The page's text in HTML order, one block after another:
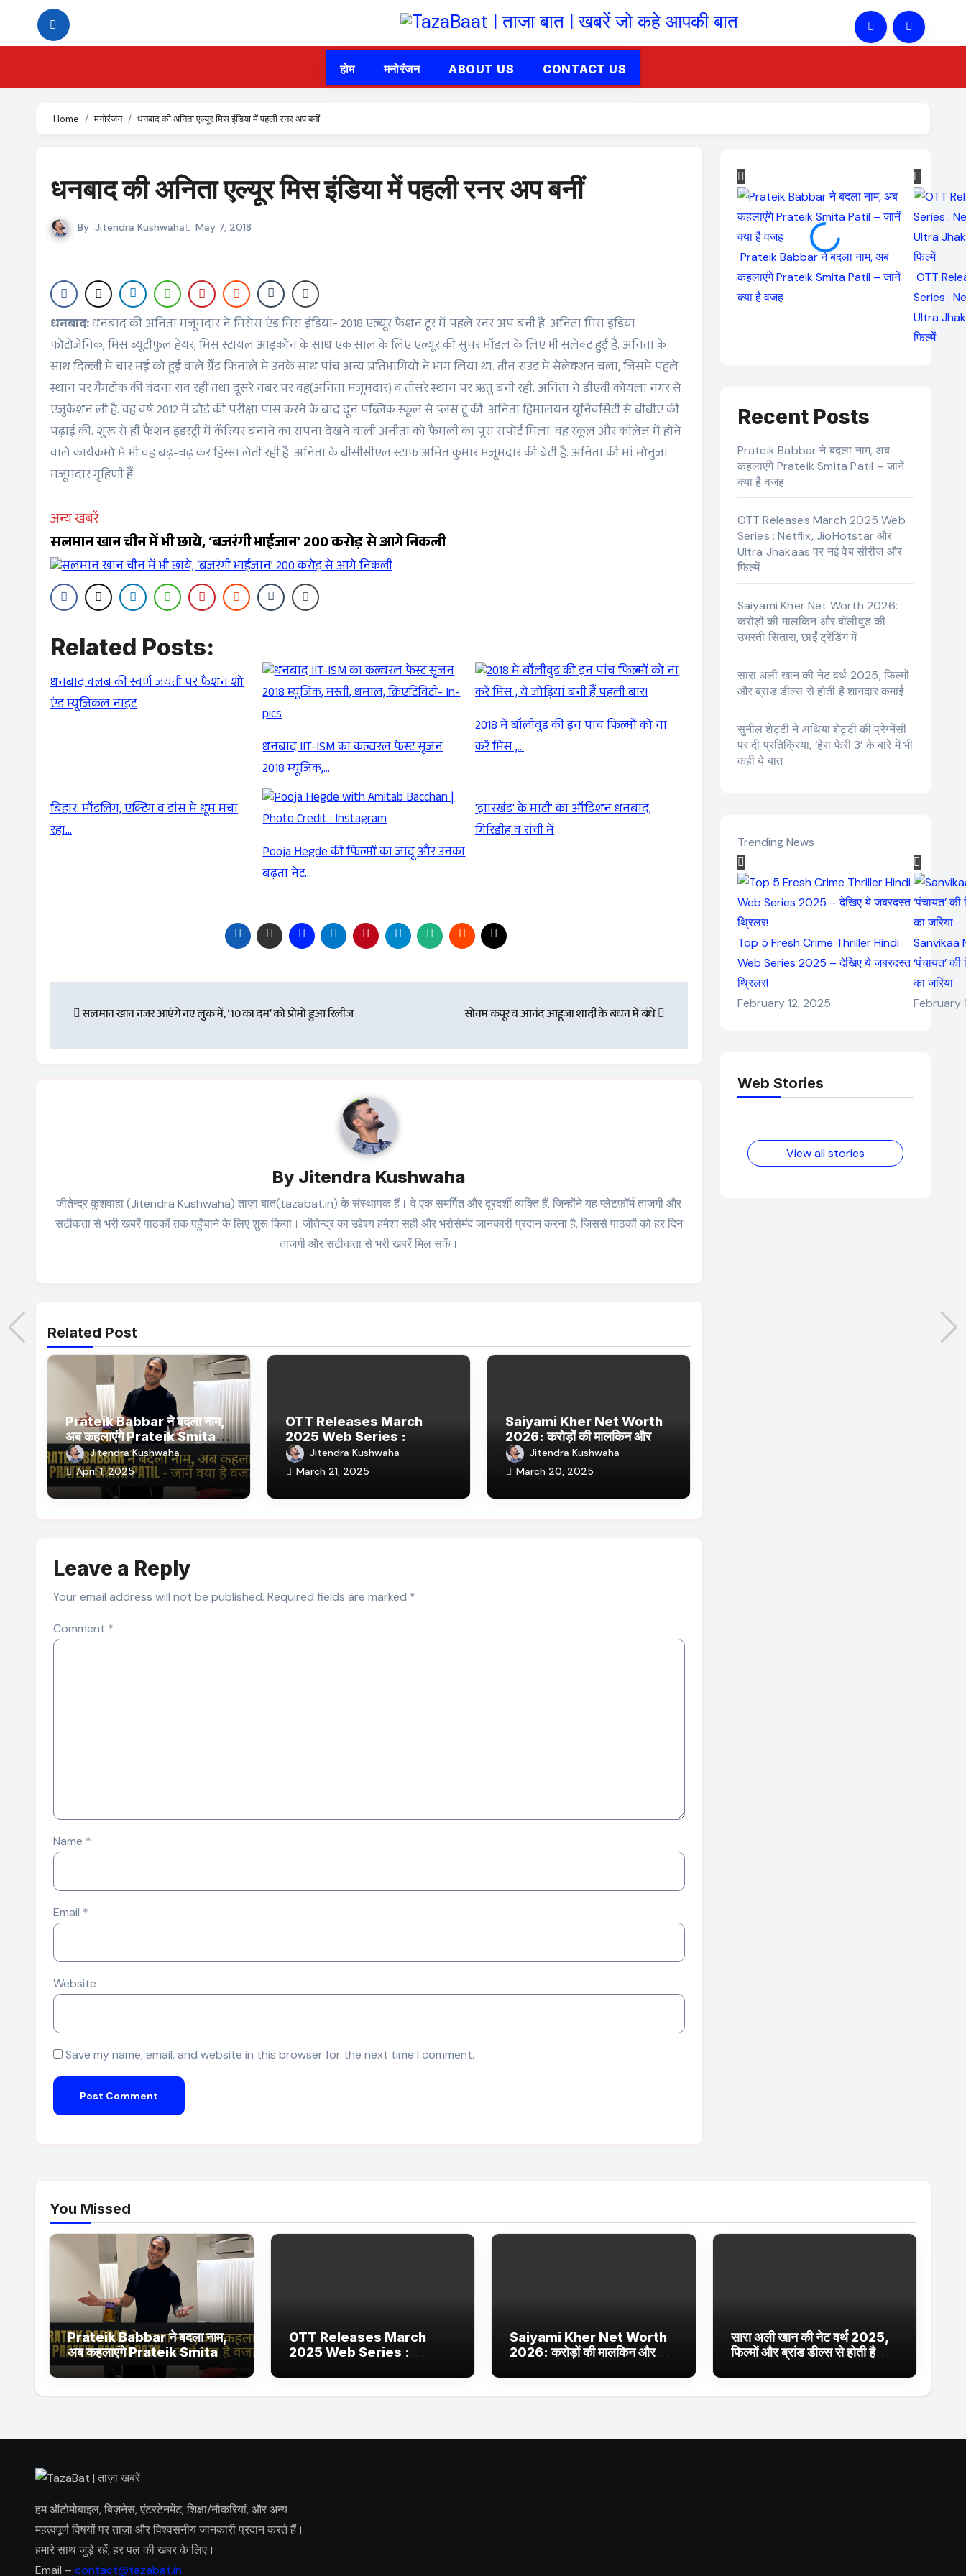
content
होम मनोरंजन ABOUT US CONTACT US
Home मनोरंजन धनबाद की अनिता एल्यूर मिस इंडिया में पहली रनर अप बनीं
धनबाद की अनिता एल्यूर मिस इंडिया में पहली रनर अप बनीं
By Jitendra Kushwaha May 7, 2018
धनबाद:धनबाद की अनिता मजूमदार ने मिसेस एंड मिस इंडिया- 2018 एल्यूर फैशन टूर में पहले रनर अप बनी है. अनिता मिस इंडिया
फोटोजेनिक, मिस ब्यूटीफुल हेयर, मिस स्टायल आइकॉन के साथ एक साल के लिए एल्यूर की सुपर मॉडल के लिए भी सलेक्ट हुई हैं. अनिता के
साथ दिल्ली में चार मई को हुई वाले ग्रैंड फिनाले में उनके साथ पांच अन्य प्रतिभागियों ने भाग लिया था. तीन राउंड में सेलेक्शन चला, जिसमें पहले
स्थान पर गैंगटॉक की वंदना राव रहीं तथा दूसरे नंबर पर वह(अनिता मजूमदार) व तीसरे स्थान पर ऋतु बनी रही. अनिता ने डीएवी कोयला नगर से
एजुकेशन ली है. वह वर्ष 2012 में बोर्ड की परीक्षा पास करने के बाद दून पब्लिक स्कूल से प्लस टू की. अनिता हिमालयन यूनिवर्सिटी से बीबीए की
पढ़ाई की. शुरू से ही फैशन इंडस्ट्री में कॅरियर बनाने का सपना देखने वाली अनीता को फैमली का पूरा सपोर्ट मिला. वह स्कूल और कॉलेज में होने
वाले कार्यक्रमों में भी वह बढ़-चढ़ कर हिस्सा लेती रही है. अनिता के बीसीसीएल स्टाफ अमित कुमार मजूमदार की बेटी है. अनिता की मां मोनुजा
मजूमदार गृहिणी हैं.
अन्य खबरें
सलमान खान चीन में भी छाये, ‘बजरंगी भाईजान’ 200 करोड़ से आगे निकली
Related Posts:
धनबाद क्लब की स्वर्ण जयंती पर फैशन शो
एंड म्यूजिकल नाइट
धनबाद IIT-ISM का कल्चरल फेस्ट सृजन
2018 म्यूजिक,…
2018 में बॉलीवुड की इन पांच फिल्मों को ना
करें मिस ,…
बिहार: मॉडलिंग, एक्टिंग व डांस में धूम मचा
रहा…
Pooja Hegde की फिल्मों का जादू और उनका
बढ़ता नेट…
'झारखंड' के माटी' का ऑडिशन धनबाद,
गिरिडीह व रांची में
navigation
सलमान खान नजर आएंगे नए लुक में, ‘10 का दम’ को प्रोमो हुआ रिलीज सोनम कपूर व आनंद आहूजा शादी के बंधन में बंधे
By Jitendra Kushwaha
जीतेन्द्र कुशवाहा (Jitendra Kushwaha) ताज़ा बात(tazabat.in) के संस्थापक हैं। वे एक समर्पित और दूरदर्शी व्यक्ति हैं, जिन्होंने यह प्लेटफ़ॉर्म ताजगी और
सटीकता से भरी खबरें पाठकों तक पहुँचाने के लिए शुरू किया। जीतेन्द्र का उद्देश्य हमेशा सही और भरोसेमंद जानकारी प्रदान करना है, जिससे पाठकों को हर दिन
ताजगी और सटीकता से भरी खबरें मिल सकें।
Related Post
Prateik Babbar ने बदला नाम,
अब कहलाएंगे Prateik Smita
Patil – जानें क्या है वजह
Jitendra Kushwaha
April 1, 2025
OTT Releases March
2025 Web Series :
Netflix, JioHotstar और
Ultra Jhakaas पर नई वेब
Jitendra Kushwaha
March 21, 2025
Saiyami Kher Net Worth
2026: करोड़ों की मालकिन और
बॉलीवुड की उभरती सितारा, छाईं
ट्रेंडिंग में
Jitendra Kushwaha
March 20, 2025
Leave a Reply
Your email address will not be published. Required fields are marked *
Comment *
Name *
Email *
Website
Save my name, email, and website in this browser for the next time I comment.
Prateik Babbar ने बदला नाम, अब
कहलाएंगे Prateik Smita Patil – जानें
क्या है वजह
OTT
Series :
Ultra
फिल्में
Recent Posts
Prateik Babbar ने बदला नाम, अब
कहलाएंगे Prateik Smita Patil – जानें
क्या है वजह
OTT Releases March 2025 Web
Series : Netflix, JioHotstar और
Ultra Jhakaas पर नई वेब सीरीज और
फिल्में
Saiyami Kher Net Worth 2026:
करोड़ों की मालकिन और बॉलीवुड की
उभरती सितारा, छाईं ट्रेंडिंग में
सारा अली खान की नेट वर्थ 2025, फिल्मों
और ब्रांड डील्स से होती है शानदार कमाई
सुनील शेट्टी ने अथिया शेट्टी की प्रेग्नेंसी
पर दी प्रतिक्रिया, ‘हेरा फेरी 3’ के बारे में भी
कही ये बात
Trending News
Top 5 Fresh Crime Thriller Hindi
Web Series 2025 – देखिए ये जबरदस्त
थ्रिलर!
February 12, 2025
Sanvikaa
‘पंचायत’
का जरिया
February
Web Stories
Elvish
Yadav: एक
की कहानी
Hegde की
बढ़ता नेट वर्थ
2025 तक!
View all stories
You Missed
Prateik Babbar ने बदला नाम,
अब कहलाएंगे Prateik Smita
Patil – जानें क्या है वजह
OTT Releases March
2025 Web Series :
Ultra Jhakaas पर नई वेब
सीरीज और फिल्में
Saiyami Kher Net Worth
2026: करोड़ों की मालकिन और
ट्रेंडिंग में
सारा अली खान की नेट वर्थ 2025,
फिल्मों और ब्रांड डील्स से होती है
हम ऑटोमोबाइल, बिज़नेस, एंटरटेनमेंट, शिक्षा/नौकरियां, और अन्य
महत्वपूर्ण विषयों पर ताज़ा और विश्वसनीय जानकारी प्रदान करते हैं।
हमारे साथ जुड़े रहें, हर पल की खबर के लिए।
Email – contact@tazabat.in